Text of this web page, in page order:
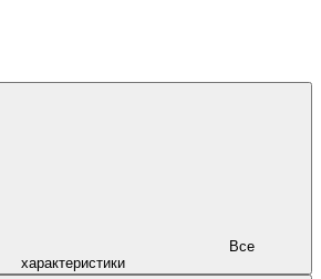
характеристики